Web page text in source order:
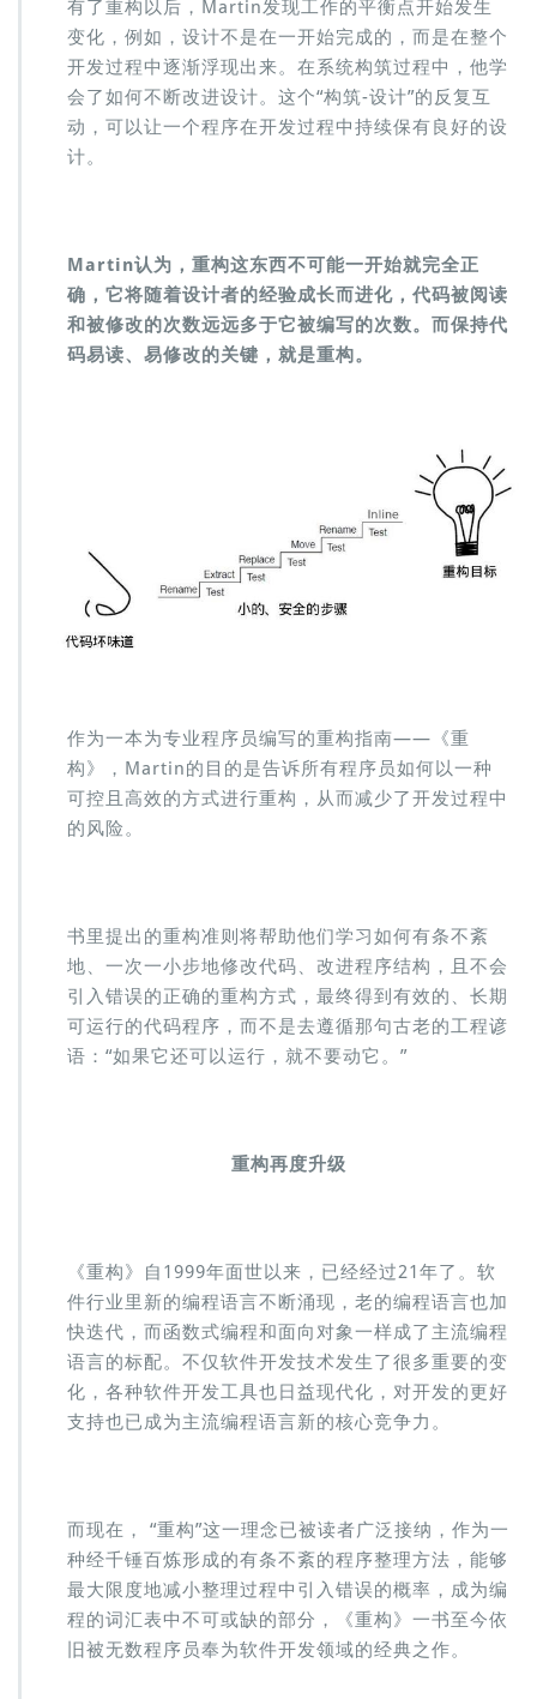
有了重构以后，Martin发现工作的平衡点开始发生
变化，例如，设计不是在一开始完成的，而是在整个
开发过程中逐渐浮现出来。在系统构筑过程中，他学
会了如何不断改进设计。这个“构筑-设计”的反复互
动，可以让一个程序在开发过程中持续保有良好的设
计。
Martin认为，重构这东西不可能一开始就完全正
确，它将随着设计者的经验成长而进化，代码被阅读
和被修改的次数远远多于它被编写的次数。而保持代
码易读、易修改的关键，就是重构。
作为一本为专业程序员编写的重构指南——《重
构》，Martin的目的是告诉所有程序员如何以一种
可控且高效的方式进行重构，从而减少了开发过程中
的风险。
书里提出的重构准则将帮助他们学习如何有条不紊
地、一次一小步地修改代码、改进程序结构，且不会
引入错误的正确的重构方式，最终得到有效的、长期
可运行的代码程序，而不是去遵循那句古老的工程谚
语：“如果它还可以运行，就不要动它。”
重构再度升级
《重构》自1999年面世以来，已经经过21年了。软
件行业里新的编程语言不断涌现，老的编程语言也加
快迭代，而函数式编程和面向对象一样成了主流编程
语言的标配。不仅软件开发技术发生了很多重要的变
化，各种软件开发工具也日益现代化，对开发的更好
支持也已成为主流编程语言新的核心竞争力。
而现在， “重构”这一理念已被读者广泛接纳，作为一
种经千锤百炼形成的有条不紊的程序整理方法，能够
最大限度地减小整理过程中引入错误的概率，成为编
程的词汇表中不可或缺的部分，《重构》一书至今依
旧被无数程序员奉为软件开发领域的经典之作。